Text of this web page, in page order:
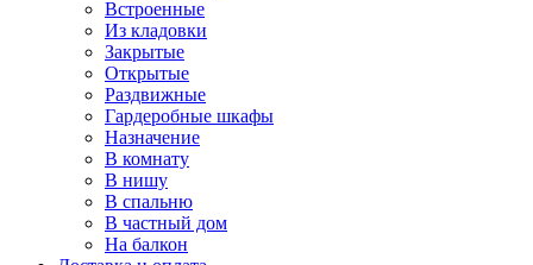
Встроенные
Из кладовки
Закрытые
Открытые
Раздвижные
Гардеробные шкафы
Назначение
В комнату
В нишу
В спальню
В частный дом
На балкон